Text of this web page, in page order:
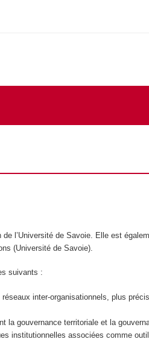
l’Université de Savoie. Elle est
(Université de Savoie).
suivants :
inter-organisationnels, plus
la gouvernance territoriale et la
institutionnelles associées comme